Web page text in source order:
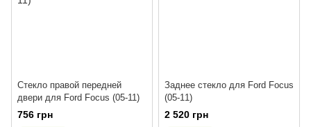
Стекло правой передней
двери для Ford Focus (05-11)
756 грн
Заднее стекло для Ford Focus
(05-11)
2 520 грн